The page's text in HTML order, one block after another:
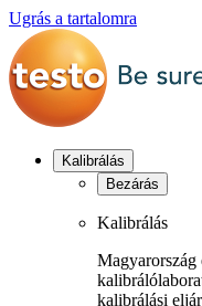
Ugrás a tartalomra
Kalibrálás
Bezárás
Kalibrálás
Magyarország
kalibrálási